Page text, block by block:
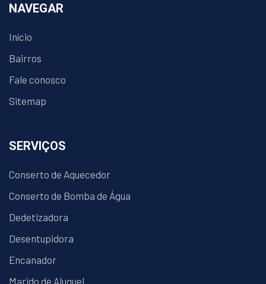
NAVEGAR
Início
Bairros
Fale conosco
Sitemap
SERVIÇOS
Conserto de Aquecedor
Conserto de Bomba de Água
Dedetizadora
Desentupidora
Encanador
Marido de Aluguel